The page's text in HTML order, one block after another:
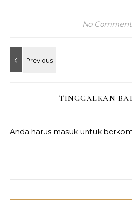
No
TINGGALKAN
Anda harus masuk untuk